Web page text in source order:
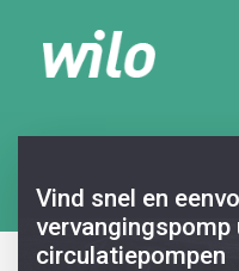
Vind snel en
vervangingspomp
circulatiepompen